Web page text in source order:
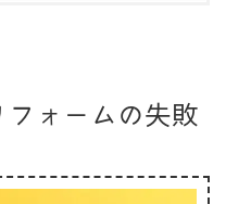
ォームの失敗